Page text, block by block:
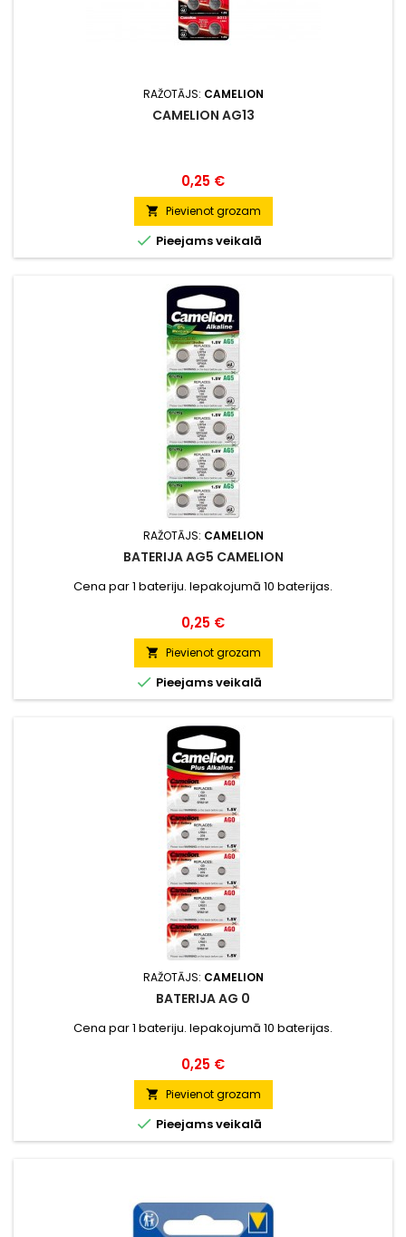
RAŽOTĀJS: CAMELION
CAMELION AG13
Cena
0,25 €
 Pievienot grozam
 Pieejams veikalā
RAŽOTĀJS: CAMELION
BATERIJA AG5 CAMELION
Cena par 1 bateriju. Iepakojumā 10 baterijas.
Cena
0,25 €
 Pievienot grozam
 Pieejams veikalā
RAŽOTĀJS: CAMELION
BATERIJA AG 0
Cena par 1 bateriju. Iepakojumā 10 baterijas.
Cena
0,25 €
 Pievienot grozam
 Pieejams veikalā